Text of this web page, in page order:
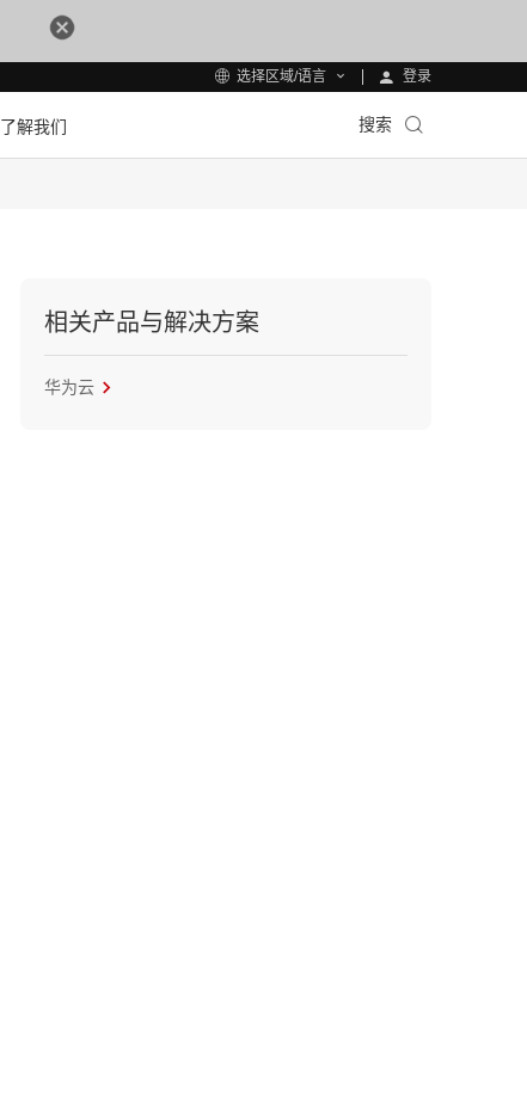
选择区域/语言 登录
了解我们 搜索
相关产品与解决方案
华为云